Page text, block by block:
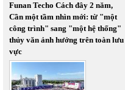
Funan Techo Cách đây 2 năm,
Cần một tầm nhìn mới: từ "một
công trình" sang "một hệ thống"
thủy văn ảnh hưởng trên toàn lưu
vực